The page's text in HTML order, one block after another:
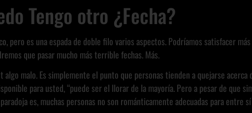
Tengo otro ¿Fecha?
pero es una espada de doble filo varios aspectos. Podríamos satisfacer
que pasar mucho más terrible fechas. Más.
algo malo. Es simplemente el punto que personas tienden a quejarse acerca
para usted, “puede ser el llorar de la mayoría. Pero a pesar de que
es, muchas personas no son románticamente adecuadas para